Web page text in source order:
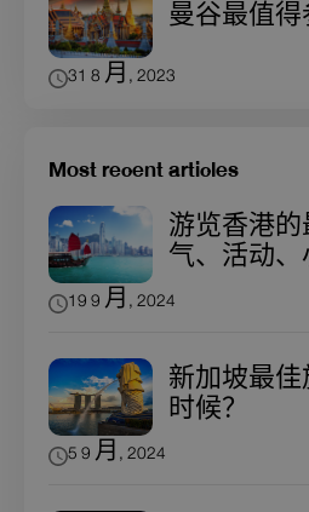
曼谷最值
31 8 月, 2023
Most recent articles
游览香港
气、活动
19 9 月, 2024
新加坡最
时候？
5 9 月, 2024